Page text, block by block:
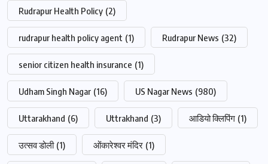
Rudrapur Health Policy (2)
rudrapur health policy agent (1) Rudrapur News (32)
senior citizen health insurance (1)
Udham Singh Nagar (16) US Nagar News (980)
Uttarakhand (6) Uttrakhand (3) आडियो क्लिपिंग (1)
उत्सव डोली (1) ओंकारेश्वर मंदिर (1)